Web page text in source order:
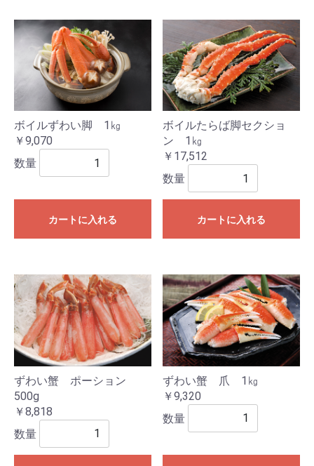
ボイルずわい脚 1㎏
￥9,070
数量
カートに入れる
ボイルたらば脚セクショ
ン 1㎏
￥17,512
数量
カートに入れる
ずわい蟹 ポーション
500g
￥8,818
数量
ずわい蟹 爪 1㎏
￥9,320
数量